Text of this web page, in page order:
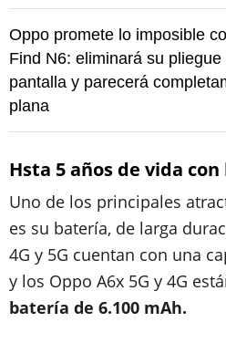
Oppo promete lo imposible
Find N6: eliminará su pliegue
pantalla y parecerá
plana
Hsta 5 años de vida
Uno de los principales
es su batería, de larga
4G y 5G cuentan con una
y los Oppo A6x 5G y 4G
batería de 6.100 mAh.